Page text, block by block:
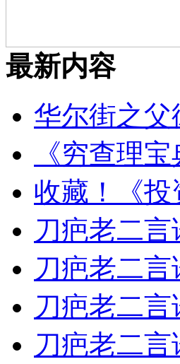
最新内容
华尔街之父
《穷查理
收藏！《
刀疤老二言
刀疤老二言
刀疤老二言
刀疤老二言